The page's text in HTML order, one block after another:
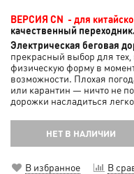
ВЕРСИЯ CN - для
качественный
Электрическая беговая
прекрасный выбор для
физическую форму в
возможности. Плохая
или карантин — ничто не
дорожки насладиться
НЕТ В НАЛИЧИИ
В избранное В